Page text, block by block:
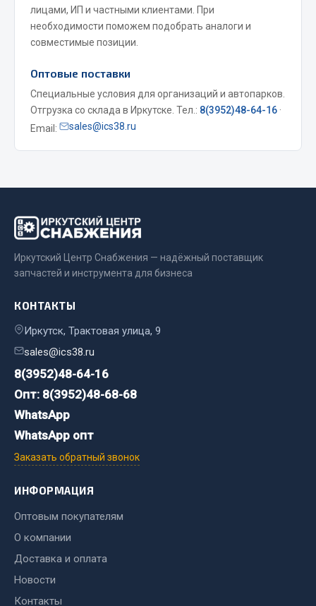
Система питания
Подвеска
Тормозная система
Двери
Весь раздел
Мост задний
Система питания
Система выпуска газа
Система охлаждения
Сцепление
Тормозная система
Показать ещё
Весь раздел
Запчасти ЯМЗ
лицами, ИП и частными клиентами. При
необходимости поможем подобрать аналоги и
совместимые позиции.
Оптовые поставки
Специальные условия для организаций и автопарков.
Отгрузка со склада в Иркутске. Тел.: 8(3952)48-64-16 ·
Email:
sales@ics38.ru
Иркутский Центр Снабжения — надёжный поставщик
запчастей и инструмента для бизнеса
КОНТАКТЫ
Иркутск, Трактовая улица, 9
sales@ics38.ru
8(3952)48-64-16
Опт: 8(3952)48-68-68
WhatsApp
WhatsApp опт
Заказать обратный звонок
ИНФОРМАЦИЯ
Оптовым покупателям
О компании
Доставка и оплата
Новости
Контакты